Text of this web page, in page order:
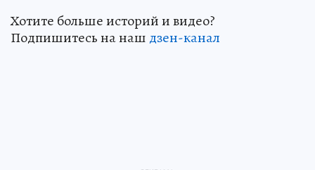
Хотите больше историй и видео?
Подпишитесь на наш дзен-канал